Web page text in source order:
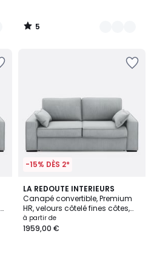
5
/
-15% DÈS 2*
LA REDOUTE INTERIEURS
Canapé convertible, Premium
HR, velours côtelé fines côtes,
CECILIA
à partir de
1959,00 €
5
Couleurs